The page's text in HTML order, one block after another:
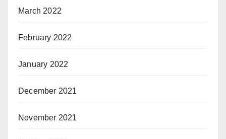
March 2022
February 2022
January 2022
December 2021
November 2021